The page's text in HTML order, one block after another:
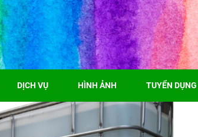
DỊCH VỤ HÌNH ẢNH TUYỂN DỤNG